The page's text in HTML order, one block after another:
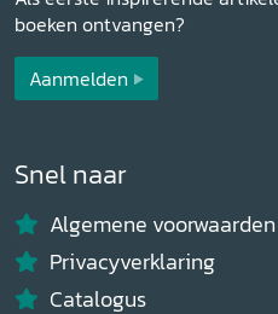
boeken ontvangen?
Aanmelden
Snel naar
Algemene voorwaarden
Privacyverklaring
Catalogus